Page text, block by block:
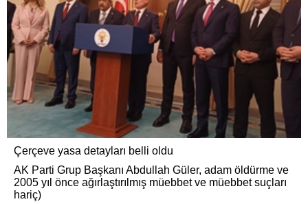
Çerçeve yasa detayları belli oldu
AK Parti Grup Başkanı Abdullah Güler, adam öldürme ve
2005 yıl önce ağırlaştırılmış müebbet ve müebbet suçları
hariç)